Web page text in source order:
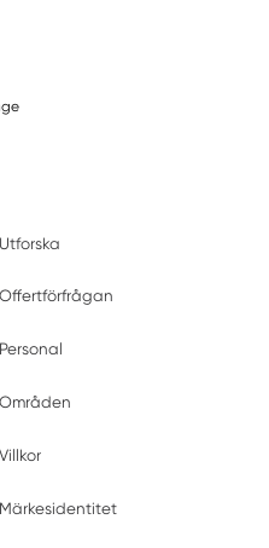
Utforska
Offertförfrågan
Personal
Områden
Villkor
Märkesidentitet